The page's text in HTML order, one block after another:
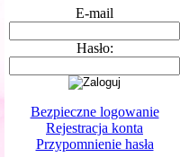
E-mail
Hasło:
Bezpieczne logowanie
Rejestracja konta
Przypomnienie hasła